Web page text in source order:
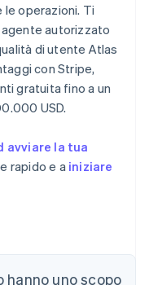
le operazioni. Ti
autorizzato
di utente Atlas
con Stripe,
gratuita fino a un
USD.
avviare la tua
rapido e a iniziare
uno scopo